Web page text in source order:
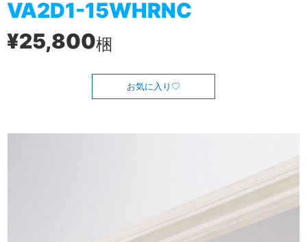
VA2D1-15WHRNC
¥25,800梱
お気に入り